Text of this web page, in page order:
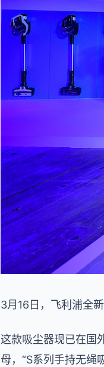
3月16日，飞利浦全
这款吸尘器现已在国
母，“S系列手持无绳